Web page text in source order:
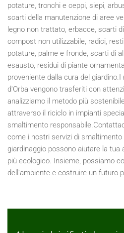
potature, tronchi e ceppi, siepi,
scarti della manutenzione di aree
legno non trattato, erbacce, scarti
compost non utilizzabile, radici,
potature, palme e fronde, scarti di
esausto, residui di piante
proveniente dalla cura del
d'Orba vengono trasferiti con
analizziamo il metodo più
attraverso il riciclo in impianti
smaltimento
come i nostri servizi di smaltimento
giardinaggio possono aiutare la tua
più ecologico. Insieme, possiamo
dell'ambiente e costruire un futuro